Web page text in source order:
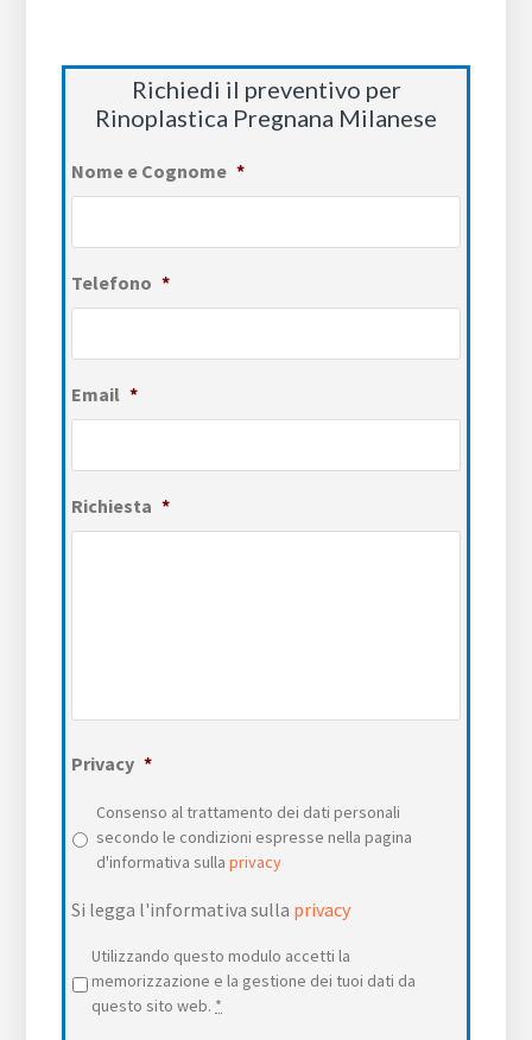
Richiedi il preventivo per
Rinoplastica Pregnana Milanese
Nome e Cognome *
Telefono *
Email *
Richiesta *
Privacy *
Consenso al trattamento dei dati personali
secondo le condizioni espresse nella pagina
d'informativa sullaprivacy
Si legga l'informativa sulla privacy
Privacy *
Utilizzando questo modulo accetti la
memorizzazione e la gestione dei tuoi dati da
questo sito web. *